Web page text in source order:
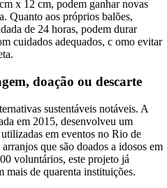
x 12 cm, podem ganhar novas
Quanto aos próprios balões,
de 24 horas, podem durar
cuidados adequados, c omo evitar
doação ou descarte
sustentáveis notáveis. A
em 2015, desenvolveu um
em eventos no Rio de
que são doados a idosos em
voluntários, este projeto já
mais de quarenta instituições.